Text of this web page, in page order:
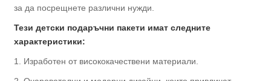
за да посрещнете различни нужди.
Тези детски подаръчни пакети имат следните
характеристики:
1. Изработен от висококачествени материали.